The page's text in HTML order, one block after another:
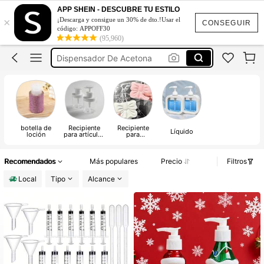
CONSEGUIR
×
APP SHEIN - DESCUBRE TU ESTILO
¡Descarga y consigue un 30% de dto.!Usar el
código: APPOFF30
(95,960)
Dispensador De Jabon Liquido
Navidad
Dispensador De Acetona
Dispensador De Jabon Liquido
botella de
loción
Recipiente
para artículos
Recipiente
para Líquido
Recomendados Más populares Precio
Filtros
Local
Tipo Alcance